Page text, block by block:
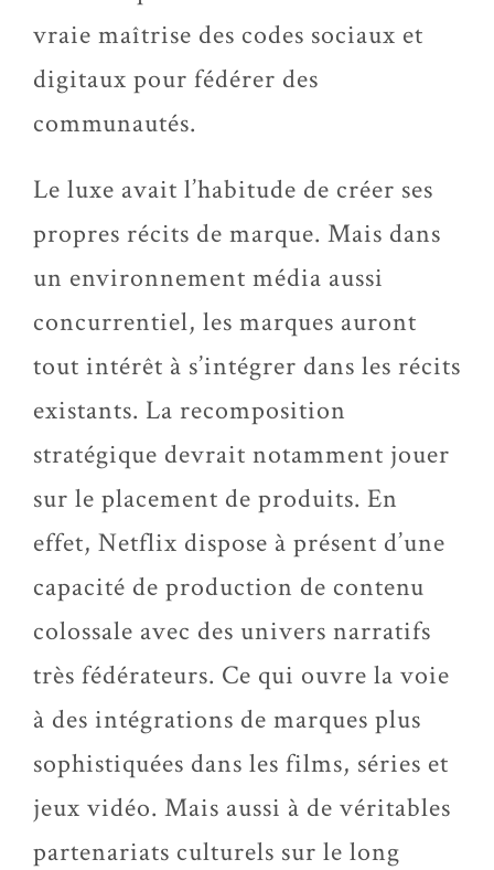
vraie maîtrise des codes sociaux et
digitaux pour fédérer des
communautés.
Le luxe avait l’habitude de créer ses
propres récits de marque. Mais dans
un environnement média aussi
concurrentiel, les marques auront
tout intérêt à s’intégrer dans les récits
existants. La recomposition
stratégique devrait notamment jouer
sur le placement de produits. En
effet, Netflix dispose à présent d’une
capacité de production de contenu
colossale avec des univers narratifs
très fédérateurs. Ce qui ouvre la voie
à des intégrations de marques plus
sophistiquées dans les films, séries et
jeux vidéo. Mais aussi à de véritables
partenariats culturels sur le long